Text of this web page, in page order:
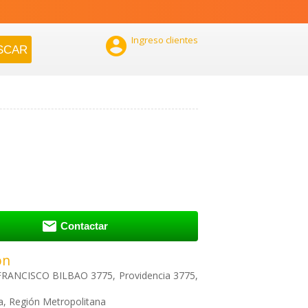
 Ingreso clientes
 Contactar
BILBAO 3775, Providencia 3775,
Región Metropolitana